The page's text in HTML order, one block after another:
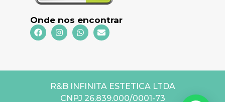
Onde nos encontrar
R&B INFINITA ESTETICA LTDA
CNPJ 26.839.000/0001-73